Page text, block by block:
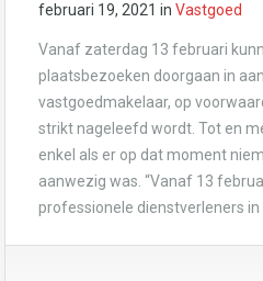
februari 19, 2021 in Vastgoed
Vanaf zaterdag 13 februari
plaatsbezoeken doorgaan in
vastgoedmakelaar, op
strikt nageleefd wordt. Tot en
enkel als er op dat moment
aanwezig was. “Vanaf 13
professionele dienstverleners in